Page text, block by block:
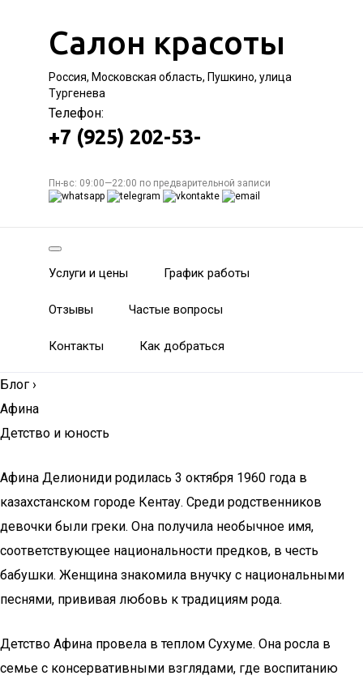
Салон красоты
Россия, Московская область, Пушкино, улица
Тургенева
Телефон:
+7 (925) 202-53-
Пн-вс: 09:00—22:00 по предварительной записи
Услуги и цены График работы
Отзывы Частые вопросы
Контакты Как добраться
Блог ›
Афина
Детство и юность
Афина Делиониди родилась 3 октября 1960 года в
казахстанском городе Кентау. Среди родственников
девочки были греки. Она получила необычное имя,
соответствующее национальности предков, в честь
бабушки. Женщина знакомила внучку с национальными
песнями, прививая любовь к традициям рода.
Детство Афина провела в теплом Сухуме. Она росла в
семье с консервативными взглядами, где воспитанию